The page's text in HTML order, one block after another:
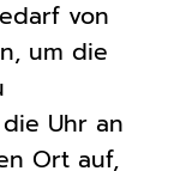
von
um die
Uhr an
Ort auf,